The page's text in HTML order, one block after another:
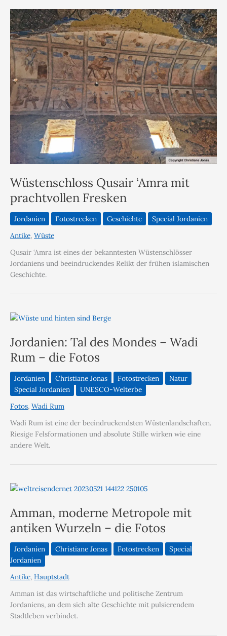
Wüstenschloss Qusair ‘Amra mit
prachtvollen Fresken
Jordanien Fotostrecken Geschichte
Special Jordanien
Antike, Wüste
Qusair ‘Amra ist eines der bekanntesten Wüstenschlösser
Jordaniens und beeindruckendes Relikt der frühen islamischen
Geschichte.
Jordanien: Tal des Mondes – Wadi
Rum – die Fotos
Jordanien Christiane Jonas Fotostrecken
Natur
Special Jordanien
UNESCO-Welterbe
Fotos, Wadi Rum
Wadi Rum ist eine der beeindruckendsten Wüstenlandschaften.
Riesige Felsformationen und absolute Stille wirken wie eine
andere Welt.
Amman, moderne Metropole mit
antiken Wurzeln – die Fotos
Jordanien Christiane Jonas Fotostrecken
Special
Jordanien
Antike, Hauptstadt
Amman ist das wirtschaftliche und politische Zentrum
Jordaniens, an dem sich alte Geschichte mit pulsierendem
Stadtleben verbindet.